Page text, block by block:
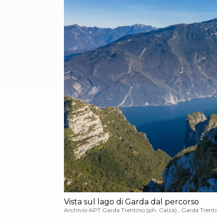
Vista sul lago di Garda dal percorso
Archivio APT Garda Trentino (ph. Calzà) , Garda